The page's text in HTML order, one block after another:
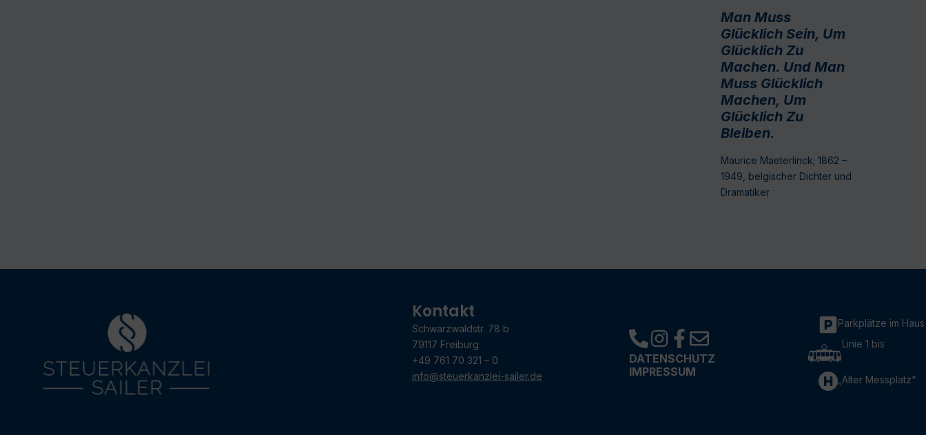
Man Muss
Glücklich Sein, Um
Glücklich Zu
Machen. Und Man
Muss Glücklich
Machen, Um
Glücklich Zu
Bleiben.
Maurice Maeterlinck; 1862 –
1949, belgischer Dichter und
Dramatiker
Kontakt
Schwarzwaldstr. 78 b
79117 Freiburg
+49 761 70 321 – 0
info@steuerkanzlei-sailer.de
DATENSCHUTZ
IMPRESSUM
Parkplätze im Haus
Linie 1 bis
„Alter Messplatz“